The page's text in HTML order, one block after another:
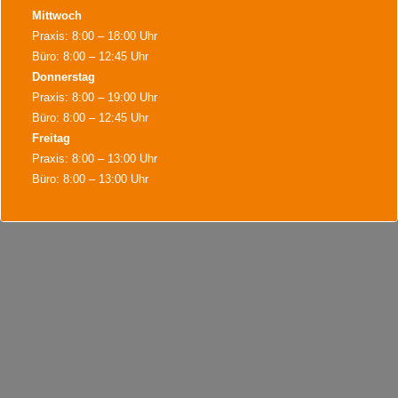
Mittwoch
Praxis: 8:00 – 18:00 Uhr
Büro: 8:00 – 12:45 Uhr
Donnerstag
Praxis: 8:00 – 19:00 Uhr
Büro: 8:00 – 12:45 Uhr
Freitag
Praxis: 8:00 – 13:00 Uhr
Büro: 8:00 – 13:00 Uhr